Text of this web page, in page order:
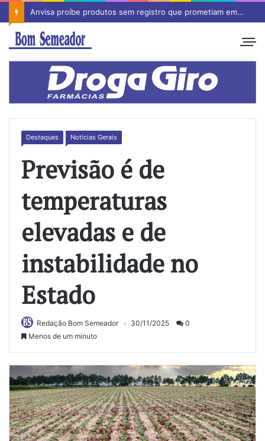
Anvisa proíbe produtos sem registro que prometiam emagrecimento
Destaques Notícias Gerais
Previsão é de
temperaturas
elevadas e de
instabilidade no
Estado
Redação Bom Semeador 30/11/2025
0
Menos de um minuto